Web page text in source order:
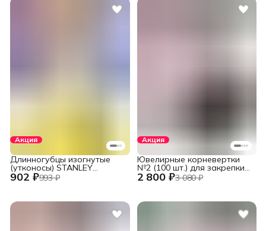
Акция
902 ₽993 ₽
Длинногубцы изогнутые
(утконосы) STANLEY
DYNAGRIP STHT84071-8-23
Акция
2 800 ₽3 080 ₽
Ювелирные корневертки
№2 (100 шт.) для закрепки
вставок